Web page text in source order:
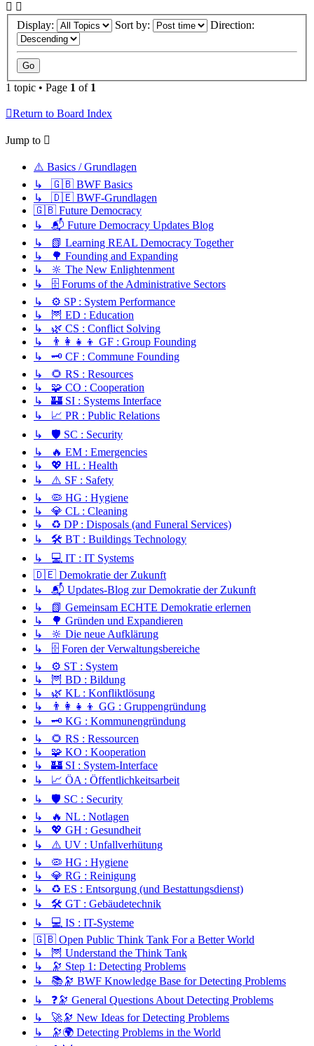
Display: Sort by: Direction:
1 topic • Page 1 of 1
Return to Board Index
Jump to
⚠️ Basics / Grundlagen
↳ 🇬🇧 BWF Basics
↳ 🇩🇪 BWF-Grundlagen
🇬🇧 Future Democracy
↳ 📬 Future Democracy Updates Blog
↳ 📗 Learning REAL Democracy Together
↳ 🌳 Founding and Expanding
↳ 🔆 The New Enlightenment
↳ 🗄️ Forums of the Administrative Sectors
↳ ⚙️ SP : System Performance
↳ 🦉 ED : Education
↳ 🌿 CS : Conflict Solving
↳ 👨‍👩‍👧‍👦 GF : Group Founding
↳ 🗝️ CF : Commune Founding
↳ 🌻 RS : Resources
↳ 🧩 CO : Cooperation
↳ 🏰 SI : Systems Interface
↳ 📈 PR : Public Relations
↳ 🛡️ SC : Security
↳ 🔥 EM : Emergencies
↳ 💖 HL : Health
↳ ⚠️ SF : Safety
↳ 🦠 HG : Hygiene
↳ 💎 CL : Cleaning
↳ ♻️ DP : Disposals (and Funeral Services)
↳ 🛠️ BT : Buildings Technology
↳ 💻 IT : IT Systems
🇩🇪 Demokratie der Zukunft
↳ 📬 Updates-Blog zur Demokratie der Zukunft
↳ 📗 Gemeinsam ECHTE Demokratie erlernen
↳ 🌳 Gründen und Expandieren
↳ 🔆 Die neue Aufklärung
↳ 🗄️ Foren der Verwaltungsbereiche
↳ ⚙️ ST : System
↳ 🦉 BD : Bildung
↳ 🌿 KL : Konfliktlösung
↳ 👨‍👩‍👧‍👦 GG : Gruppengründung
↳ 🗝️ KG : Kommunengründung
↳ 🌻 RS : Ressourcen
↳ 🧩 KO : Kooperation
↳ 🏰 SI : System-Interface
↳ 📈 ÖA : Öffentlichkeitsarbeit
↳ 🛡️ SC : Security
↳ 🔥 NL : Notlagen
↳ 💖 GH : Gesundheit
↳ ⚠️ UV : Unfallverhütung
↳ 🦠 HG : Hygiene
↳ 💎 RG : Reinigung
↳ ♻️ ES : Entsorgung (und Bestattungsdienst)
↳ 🛠️ GT : Gebäudetechnik
↳ 💻 IS : IT-Systeme
🇬🇧 Open Public Think Tank For a Better World
↳ 🦉 Understand the Think Tank
↳ 🔭 Step 1: Detecting Problems
↳ 📚🔭 BWF Knowledge Base for Detecting Problems
↳ ❓🔭 General Questions About Detecting Problems
↳ 🚀🔭 New Ideas for Detecting Problems
↳ 🔭🌍 Detecting Problems in the World